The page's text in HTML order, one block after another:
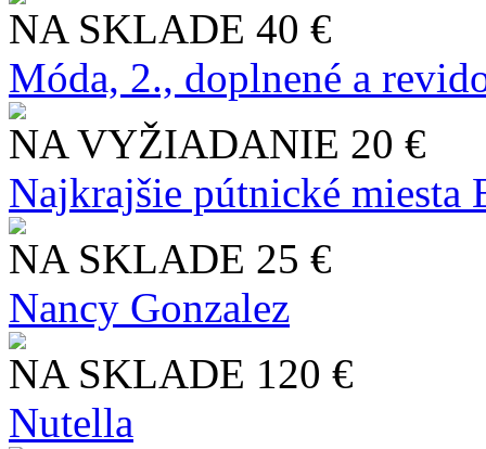
NA SKLADE 40 €
Móda, 2., doplnené a
NA VYŽIADANIE 20 €
Najkrajšie pútnické miesta
NA SKLADE 25 €
Nancy Gonzalez
NA SKLADE 120 €
Nutella